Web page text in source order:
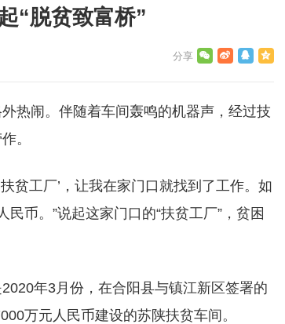
“脱贫致富桥”
热闹。伴随着车间轰鸣的机器声，经过技
。
贫工厂’，让我在家门口就找到了工作。如
币。”说起这家门口的“扶贫工厂”，贫困
年3月份，在合阳县与镇江新区签署的
万元人民币建设的苏陕扶贫车间。